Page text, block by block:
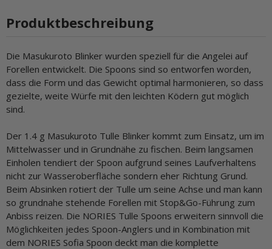
Produktbeschreibung
Die Masukuroto Blinker wurden speziell für die Angelei auf
Forellen entwickelt. Die Spoons sind so entworfen worden,
dass die Form und das Gewicht optimal harmonieren, so dass
gezielte, weite Würfe mit den leichten Ködern gut möglich
sind.
Der 1.4 g Masukuroto Tulle Blinker kommt zum Einsatz, um im
Mittelwasser und in Grundnähe zu fischen. Beim langsamen
Einholen tendiert der Spoon aufgrund seines Laufverhaltens
nicht zur Wasseroberfläche sondern eher Richtung Grund.
Beim Absinken rotiert der Tulle um seine Achse und man kann
so grundnahe stehende Forellen mit Stop&Go-Führung zum
Anbiss reizen. Die NORIES Tulle Spoons erweitern sinnvoll die
Möglichkeiten jedes Spoon-Anglers und in Kombination mit
dem NORIES Sofia Spoon deckt man die komplette